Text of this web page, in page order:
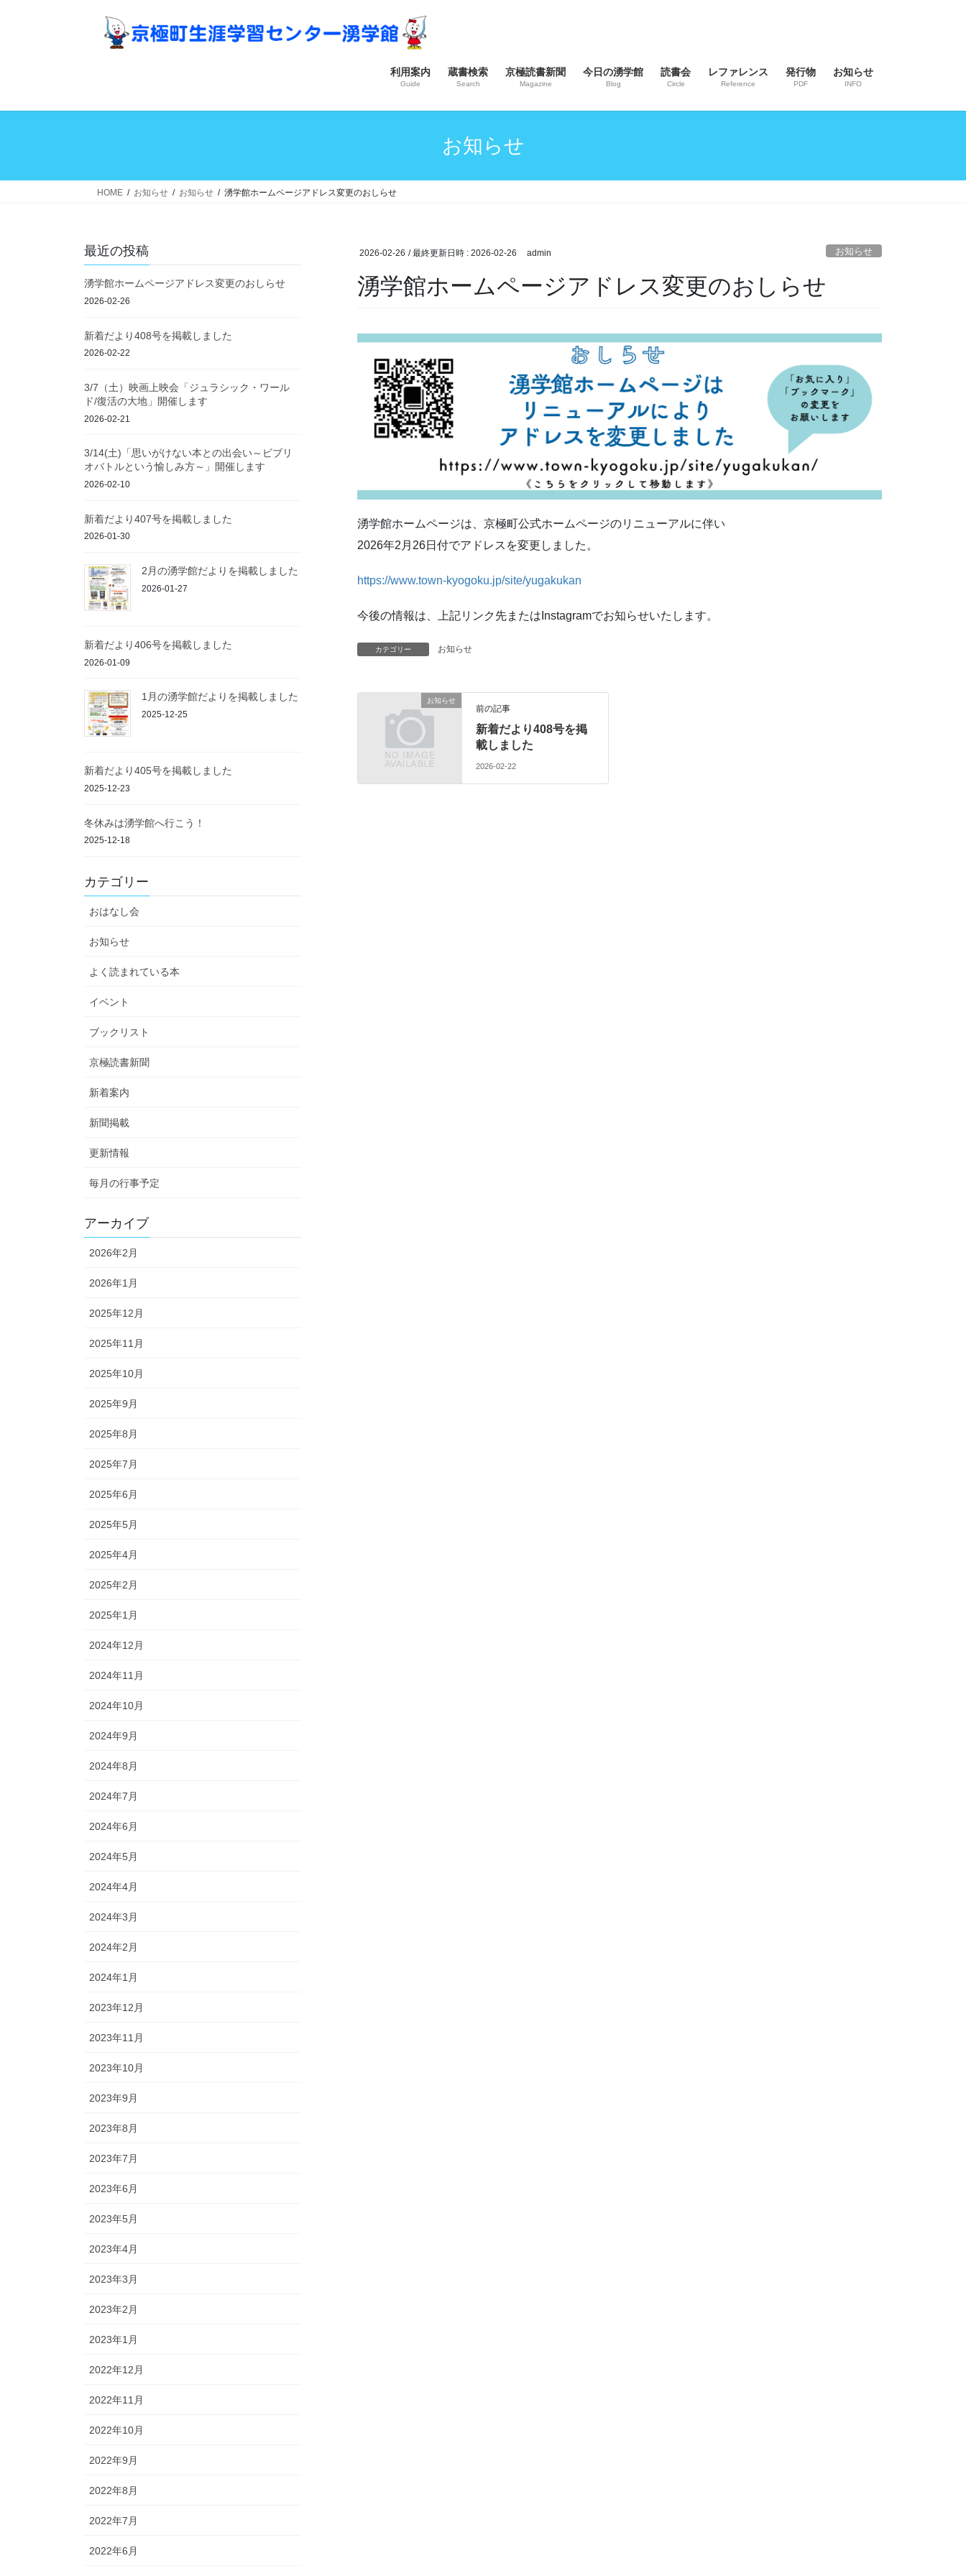
ス
ン
利用案内
Guide
蔵書検索
Search
京極読書新聞
Magazine
今日の湧学館
Blog
読書会
Circle
レファレンス
Reference
発行物
PDF
お知らせ
INFO
お知らせ
HOME お知らせ お知らせ 湧学館ホームページアドレス変更のおしらせ
2026-02-26 / 最終更新日時 : 2026-02-26 admin お知らせ
湧学館ホームページアドレス変更のおしらせ
湧学館ホームページは、京極町公式ホームページのリニューアルに伴い
2026年2月26日付でアドレスを変更しました。
https://www.town-kyogoku.jp/site/yugakukan
今後の情報は、上記リンク先またはInstagramでお知らせいたします。
カテゴリー お知らせ
お知らせ
前の記事
新着だより408号を掲
載しました
2026-02-22
最近の投稿
湧学館ホームページアドレス変更のおしらせ
2026-02-26
新着だより408号を掲載しました
2026-02-22
3/7（土）映画上映会「ジュラシック・ワール
ド/復活の大地」開催します
2026-02-21
3/14(土)「思いがけない本との出会い～ビブリ
オバトルという愉しみ方～」開催します
2026-02-10
新着だより407号を掲載しました
2026-01-30
2月の湧学館だよりを掲載しました
2026-01-27
新着だより406号を掲載しました
2026-01-09
1月の湧学館だよりを掲載しました
2025-12-25
新着だより405号を掲載しました
2025-12-23
冬休みは湧学館へ行こう！
2025-12-18
カテゴリー
おはなし会
お知らせ
よく読まれている本
イベント
ブックリスト
京極読書新聞
新着案内
新聞掲載
更新情報
毎月の行事予定
アーカイブ
2026年2月
2026年1月
2025年12月
2025年11月
2025年10月
2025年9月
2025年8月
2025年7月
2025年6月
2025年5月
2025年4月
2025年2月
2025年1月
2024年12月
2024年11月
2024年10月
2024年9月
2024年8月
2024年7月
2024年6月
2024年5月
2024年4月
2024年3月
2024年2月
2024年1月
2023年12月
2023年11月
2023年10月
2023年9月
2023年8月
2023年7月
2023年6月
2023年5月
2023年4月
2023年3月
2023年2月
2023年1月
2022年12月
2022年11月
2022年10月
2022年9月
2022年8月
2022年7月
2022年6月